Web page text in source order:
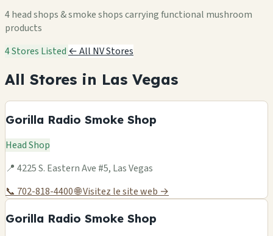
4 head shops & smoke shops carrying functional mushroom
products
4 Stores Listed ← All NV Stores
All Stores in Las Vegas
Gorilla Radio Smoke Shop
Head Shop
📍 4225 S. Eastern Ave #5, Las Vegas
📞 702-818-4400🌐 Visitez le site web →
Gorilla Radio Smoke Shop